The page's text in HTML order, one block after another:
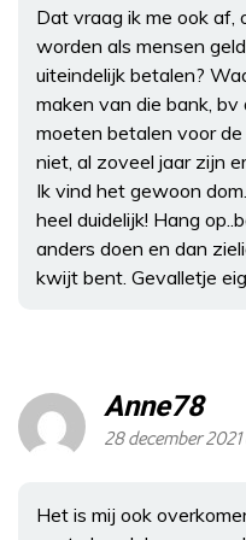
Dat vraag ik me ook af,
worden als mensen
uiteindelijk betalen?
maken van die bank,
moeten betalen voor
niet, al zoveel jaar zijn
Ik vind het gewoon
heel duidelijk! Hang
anders doen en dan
kwijt bent. Gevalletje
Anne78
28 december
Het is mij ook